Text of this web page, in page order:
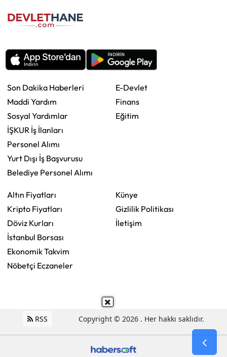
Son Dakika Haberleri
Maddi Yardım
Sosyal Yardımlar
İŞKUR İş İlanları
Personel Alımı
Yurt Dışı İş Başvurusu
Belediye Personel Alımı
E-Devlet
Finans
Eğitim
Altın Fiyatları
Kripto Fiyatları
Döviz Kurları
İstanbul Borsası
Ekonomik Takvim
Nöbetçi Eczaneler
Künye
Gizlilik Politikası
İletişim
RSS Copyright © 2026 . Her hakkı saklıdır.